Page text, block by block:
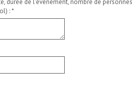
durée de l'événement, nombre de
:*